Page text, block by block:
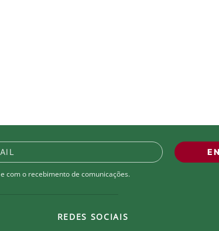
e com o recebimento de comunicações.
REDES SOCIAIS